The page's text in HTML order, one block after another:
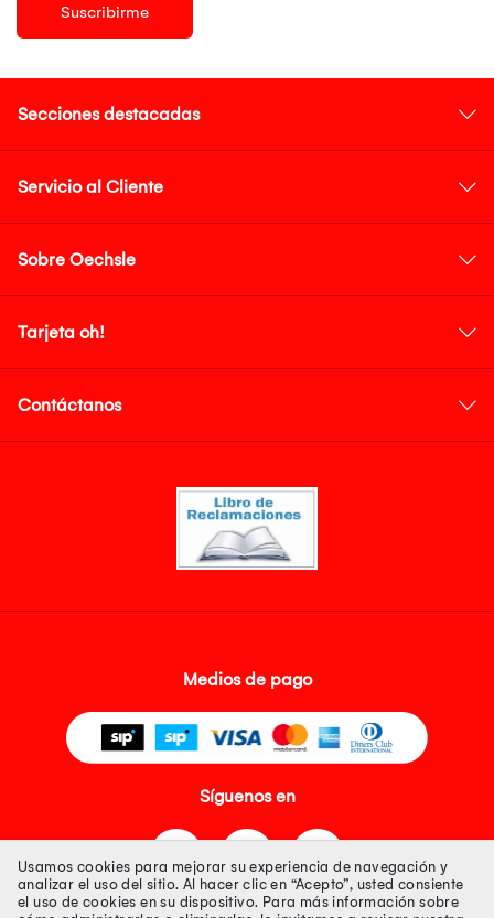
Suscribirme
Secciones destacadas
Servicio al Cliente
Sobre Oechsle
Tarjeta oh!
Contáctanos
Medios de pago
Síguenos en
Usamos cookies para mejorar su experiencia de navegación y
analizar el uso del sitio. Al hacer clic en “Acepto”, usted consiente
el uso de cookies en su dispositivo. Para más información sobre